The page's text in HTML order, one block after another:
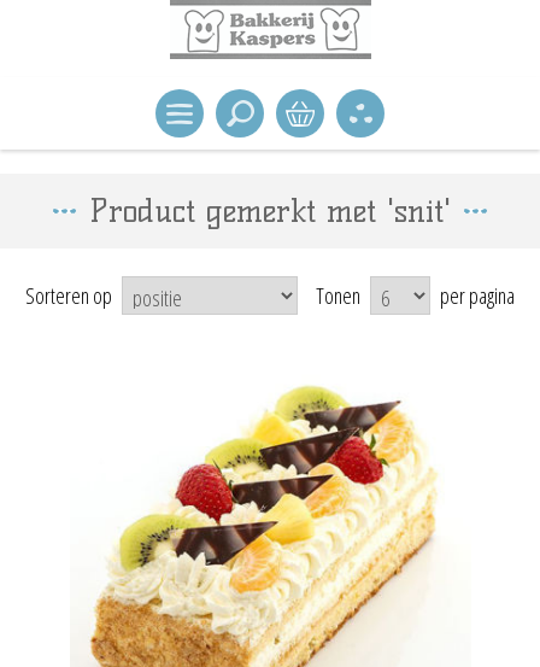
Product gemerkt met 'snit'
Sorteren op Tonen per pagina